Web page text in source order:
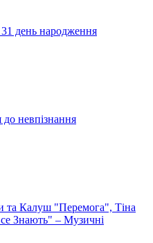
31 день народження
до невпізнання
та Калуш "Перемога", Тіна
Знають" – Музичні